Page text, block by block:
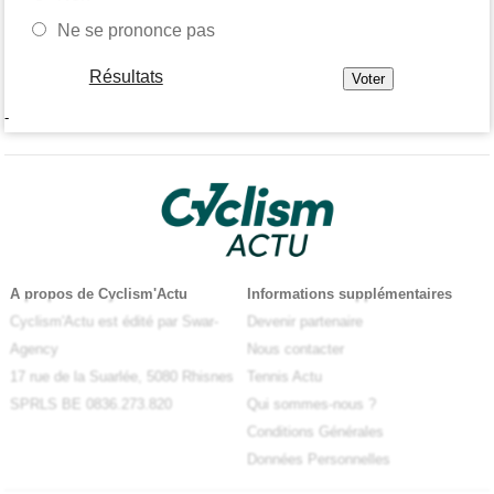
Ne se prononce pas
Résultats
-
A propos de Cyclism'Actu
Cyclism'Actu est édité par Swar-
Agency
17 rue de la Suarlée, 5080 Rhisnes
SPRLS BE 0836.273.820
Informations supplémentaires
Devenir partenaire
Nous contacter
Tennis Actu
Qui sommes-nous ?
Conditions Générales
Données Personnelles